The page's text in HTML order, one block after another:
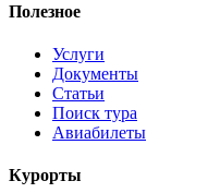
Полезное
Услуги
Документы
Статьи
Поиск тура
Авиабилеты
Курорты